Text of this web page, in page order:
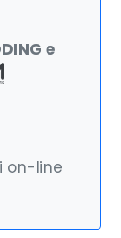
e
on-line